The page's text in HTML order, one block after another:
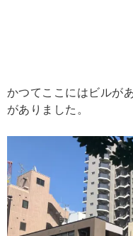
かつてここにはビルが
がありました。